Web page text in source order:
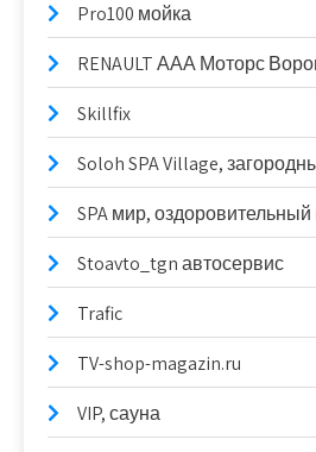
Pro100 мойка
RENAULT ААА Моторс
Skillfix
Soloh SPA Village,
SPA мир,
Stoavto_tgn автосервис
Trafic
TV-shop-magazin.ru
VIP, сауна